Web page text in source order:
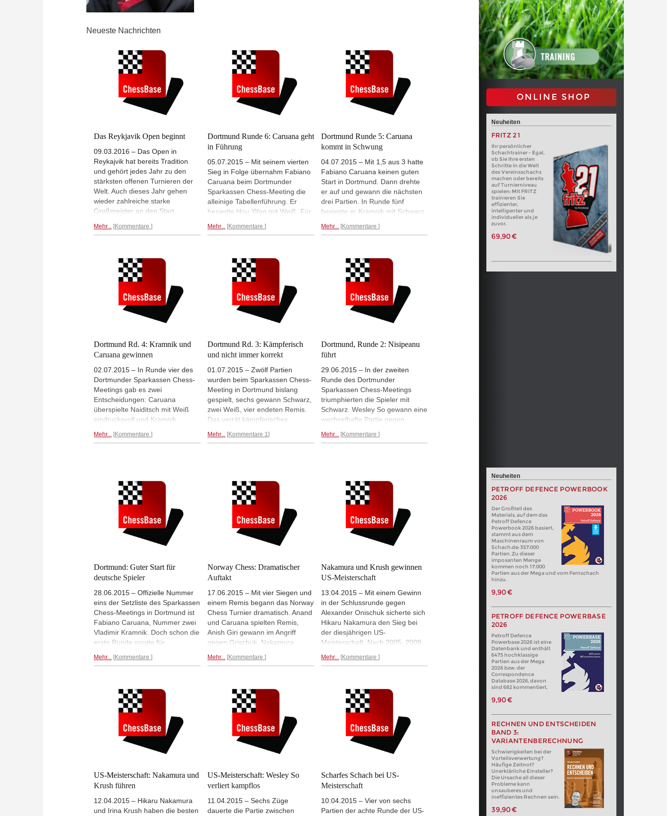
Neueste Nachrichten
Das Reykjavik Open beginnt
09.03.2016 – Das Open in
Reykajvik hat bereits Tradition
und gehört jedes Jahr zu den
stärksten offenen Turnieren der
Welt. Auch dieses Jahr gehen
wieder zahlreiche starke
Großmeister an den Start,
exklusiven 2700+ Gemeinschaft.
spektakuläre landschaftliche
Kulisse.Mehr...
Mehr... Kommentare
Dortmund Runde 6: Caruana geht
in Führung
05.07.2015 – Mit seinem vierten
Sieg in Folge übernahm Fabiano
Caruana beim Dortmunder
Sparkassen Chess-Meeting die
alleinige Tabellenführung. Er
besiegte Hou Yifan mit Weiß. Für
sorgte Ian Nepomniachtchi gegen
genau wie Liviu-Dieter Nisipeanu
und Vladimir Kramnik.
Mehr... Kommentare
Dortmund Runde 5: Caruana
kommt in Schwung
04.07.2015 – Mit 1,5 aus 3 hatte
Fabiano Caruana keinen guten
Start in Dortmund. Dann drehte
er auf und gewann die nächsten
drei Partien. In Runde fünf
besiegte er Kramnik mit Schwarz
gemeinsam mit Nisipeanu, der
Naiditsch und Hou Yifan. So
gewann gegen Nepomniachtchi.
Mehr... Kommentare
Dortmund Rd. 4: Kramnik und
Caruana gewinnen
02.07.2015 – In Runde vier des
Dortmunder Sparkassen Chess-
Meetings gab es zwei
Entscheidungen: Caruana
überspielte Naiditsch mit Weiß
eindrucksvoll und Kramnik
eine schlechtere Stellung gegen
Damit führen Kramnik und
Nisipeanu mit je 3 aus 4
gemeinsam.Mehr...
Mehr... Kommentare
Dortmund Rd. 3: Kämpferisch
und nicht immer korrekt
01.07.2015 – Zwölf Partien
wurden beim Sparkassen Chess-
Meeting in Dortmund bislang
gespielt, sechs gewann Schwarz,
zwei Weiß, vier endeten Remis.
Das verrät kämpferisches,
Schach. So gewann Caruana in
Interessant waren sie trotzdem.
Mehr... Kommentare 1
Dortmund, Runde 2: Nisipeanu
führt
29.06.2015 – In der zweiten
Runde des Dortmunder
Sparkassen Chess-Meetings
triumphierten die Spieler mit
Schwarz. Wesley So gewann eine
wechselhafte Partie gegen
kompensierte seine
Naiditsch und führt jetzt mit 2 aus
2. Meier und Nepomniachtchi
trennten sich Remis.
Mehr... Kommentare
ONLINE SHOP
Neuheiten
FRITZ 21
Ihr persönlicher
Schachtrainer - Egal,
ob Sie Ihre ersten
Schritte in die Welt
des Vereinsschachs
machen oder bereits
auf Turnierniveau
spielen: Mit FRITZ
trainieren Sie
effizienter,
intelligenter und
individueller als je
zuvor.
69,90 €
Dortmund: Guter Start für
deutsche Spieler
28.06.2015 – Offizielle Nummer
eins der Setzliste des Sparkassen
Chess-Meetings in Dortmund ist
Fabiano Caruana, Nummer zwei
Vladimir Kramnik. Doch schon die
erste Runde sorgte für
mit Weiß gegen Naiditsch,
einer Niederlage. Caruana und
Nepomniachtchi trennten sich
Mehr...
Mehr... Kommentare
Norway Chess: Dramatischer
Auftakt
17.06.2015 – Mit vier Siegen und
einem Remis begann das Norway
Chess Turnier dramatisch. Anand
und Caruana spielten Remis,
Anish Giri gewann im Angriff
gegen Grischuk, Nakamura
Lagrave bewies gute Technik
Spiel gegen Veselin Topalov in
Gewinnstellung die Zeit.
Mehr... Kommentare
Nakamura und Krush gewinnen
US-Meisterschaft
13.04.2015 – Mit einem Gewinn
in der Schlussrunde gegen
Alexander Onischuk sicherte sich
Hikaru Nakamura den Sieg bei
der diesjährigen US-
Meisterschaft. Nach 2005, 2009
Landesmeistertitel. Platz zwei
wurde Irina Krush mit einem
problemlosen Remis zum siebten
Mal US-Frauenmeisterin.
Mehr... Kommentare
US-Meisterschaft: Nakamura und
Krush führen
12.04.2015 – Hikaru Nakamura
und Irina Krush haben die besten
US-Meisterschaft: Wesley So
verliert kampflos
11.04.2015 – Sechs Züge
dauerte die Partie zwischen
Scharfes Schach bei US-
Meisterschaft
10.04.2015 – Vier von sechs
Partien der achte Runde der US-
Neuheiten
PETROFF DEFENCE POWERBOOK
2026
Der Großteil des
Materials, auf dem das
Petroff Defence
Powerbook 2026 basiert,
stammt aus dem
Maschinenraum von
Schach.de: 357.000
Partien. Zu dieser
imposanten Menge
kommen noch 17.000
Partien aus der Mega und vom Fernschach
hinzu.
9,90 €
PETROFF DEFENCE POWERBASE
2026
Petroff Defence
Powerbase 2026 ist eine
Datenbank und enthält
6475 hochklassige
Partien aus der Mega
2026 bzw. der
Correspondence
Database 2026, davon
sind 682 kommentiert.
9,90 €
RECHNEN UND ENTSCHEIDEN
BAND 3:
VARIANTENBERECHNUNG
Schwierigkeiten bei der
Vorteilsverwertung?
Häufige Zeitnot?
Unerklärliche Einsteller?
Die Ursache all dieser
Probleme kann
unsauberes und
ineffizientes Rechnen sein.
39,90 €